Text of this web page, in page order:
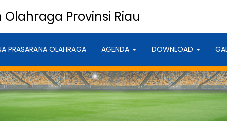
Provinsi Riau
PRASARANA OLAHRAGA AGENDA DOWNLOAD